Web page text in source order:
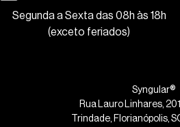
Segunda a Sexta das 08h às 18h
(exceto feriados)
Syngular®
Rua Lauro Linhares,
Trindade, Florianópolis,